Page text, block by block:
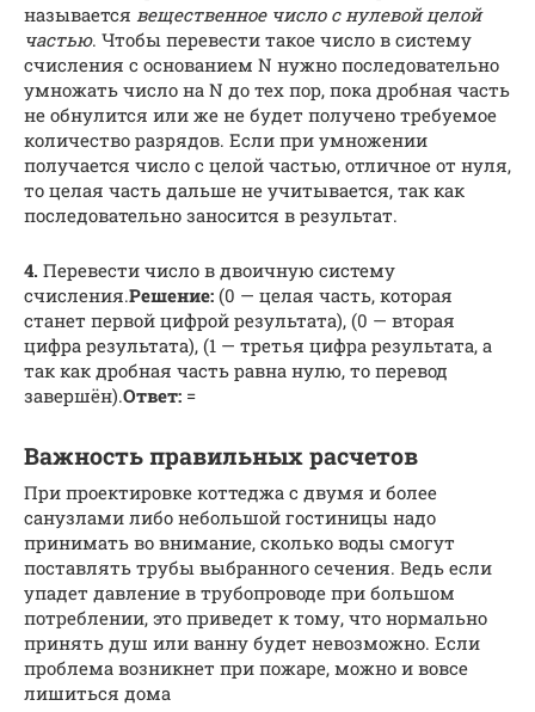
называется вещественное число с нулевой целой
частью. Чтобы перевести такое число в систему
счисления с основанием N нужно последовательно
умножать число на N до тех пор, пока дробная часть
не обнулится или же не будет получено требуемое
количество разрядов. Если при умножении
получается число с целой частью, отличное от нуля,
то целая часть дальше не учитывается, так как
последовательно заносится в результат.
4. Перевести число в двоичную систему
счисления.Решение: (0 — целая часть, которая
станет первой цифрой результата), (0 — вторая
цифра результата), (1 — третья цифра результата, а
так как дробная часть равна нулю, то перевод
завершён).Ответ: =
Важность правильных расчетов
При проектировке коттеджа с двумя и более
санузлами либо небольшой гостиницы надо
принимать во внимание, сколько воды смогут
поставлять трубы выбранного сечения. Ведь если
упадет давление в трубопроводе при большом
потреблении, это приведет к тому, что нормально
принять душ или ванну будет невозможно. Если
проблема возникнет при пожаре, можно и вовсе
лишиться дома